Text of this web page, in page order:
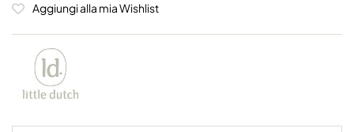
Aggiungi alla mia Wishlist